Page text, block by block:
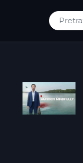
Traži: